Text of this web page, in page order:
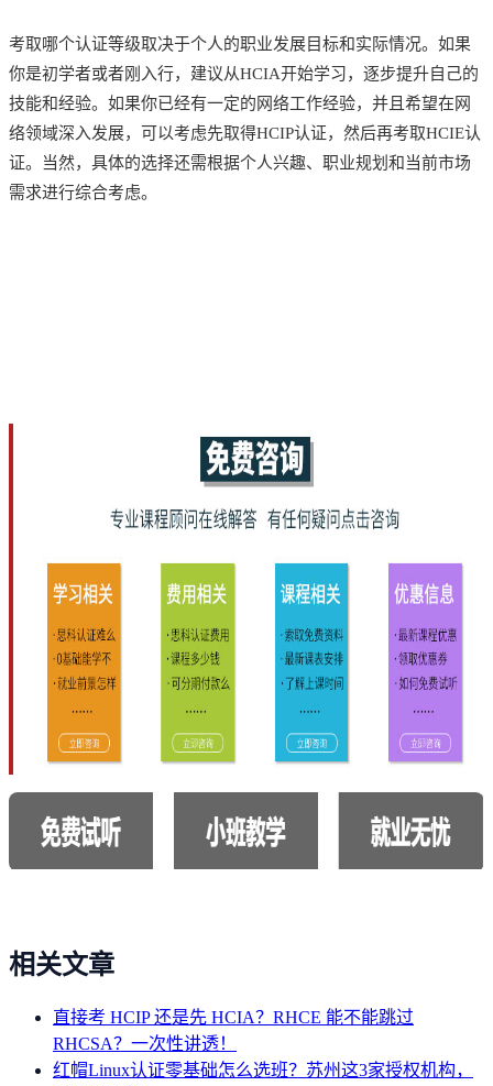
考取哪个认证等级取决于个人的职业发展目标和实际情况。如果
你是初学者或者刚入行，建议从HCIA开始学习，逐步提升自己的
技能和经验。如果你已经有一定的网络工作经验，并且希望在网
络领域深入发展，可以考虑先取得HCIP认证，然后再考取HCIE认
证。当然，具体的选择还需根据个人兴趣、职业规划和当前市场
需求进行综合考虑。
相关文章
直接考 HCIP 还是先 HCIA？RHCE 能不能跳过
RHCSA？一次性讲透！
红帽Linux认证零基础怎么选班？苏州这3家授权机构，